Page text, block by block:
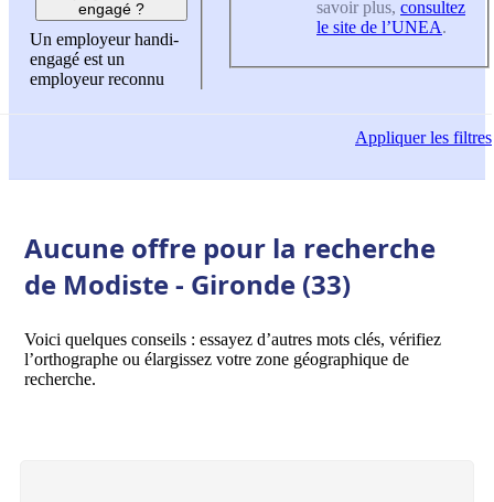
engagé ?
Un employeur handi-
engagé est un
employeur reconnu
savoir plus, consultez
le site de l’UNEA.
Appliquerles filtres
Aucune offre pour la recherche
de Modiste - Gironde (33)
Voici quelques conseils : essayez d’autres mots clés, vérifiez
l’orthographe ou élargissez votre zone géographique de
recherche.